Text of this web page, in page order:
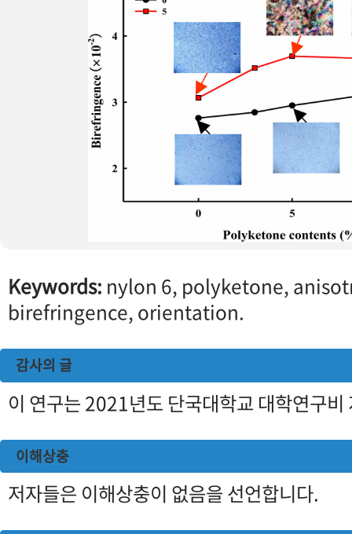
Keywords: nylon 6, polyketone,
birefringence, orientation.
감사의 글
이 연구는 2021년도 단국대학교 대학연구
이해상충
저자들은 이해상충이 없음을 선언합니다.